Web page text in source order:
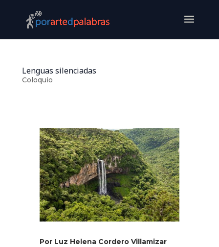
Lenguas silenciadas
Coloquio
Por Luz Helena Cordero Villamizar